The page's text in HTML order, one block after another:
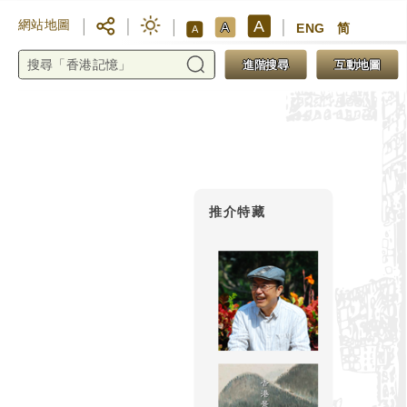
網站地圖 A A A ENG 简
進階搜尋 互動地圖
推介特藏